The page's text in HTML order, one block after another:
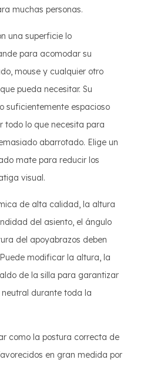
muchas personas.
una superficie lo
para acomodar su
mouse y cualquier otro
pueda necesitar. Su
suficientemente espacioso
todo lo que necesita para
abarrotado. Elige un
mate para reducir los
visual.
de alta calidad, la altura
del asiento, el ángulo
del apoyabrazos deben
modificar la altura, la
de la silla para garantizar
durante toda la
como la postura correcta de
en gran medida por